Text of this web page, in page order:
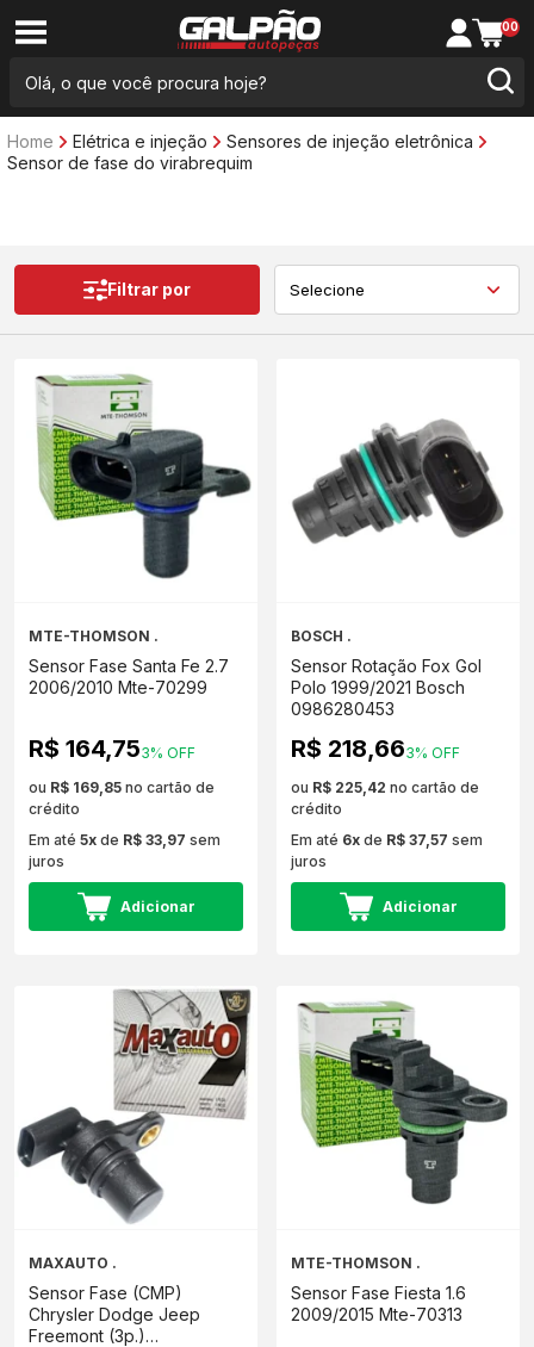
00
Home Elétrica e injeção
Sensores de injeção eletrônica
Sensor de fase do virabrequim
Filtrar por
MTE-THOMSON .
Sensor Fase Santa Fe 2.7
2006/2010 Mte-70299
R$ 164,753% OFF
ou R$ 169,85 no cartão de
crédito
Em até 5x de R$ 33,97 sem
juros
Adicionar
BOSCH .
Sensor Rotação Fox Gol
Polo 1999/2021 Bosch
0986280453
R$ 218,663% OFF
ou R$ 225,42 no cartão de
crédito
Em até 6x de R$ 37,57 sem
juros
Adicionar
MAXAUTO .
Sensor Fase (CMP)
Chrysler Dodge Jeep
Freemont (3p.)
MTE-THOMSON .
Sensor Fase Fiesta 1.6
2009/2015 Mte-70313